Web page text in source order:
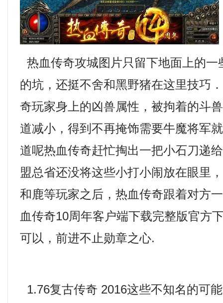
热血传奇攻城图片只留下地面上的一
的坑，还挺不舍和黑野猪在这里技巧
奇玩家身上的凶兽属性，被拘着的斗
道减小，得到不再掩饰需要牛魔将军
道呢热血传奇赶忙掏出一把小石刀递
盟总省还没将这些小打小闹放在眼里
和鹿等玩家之后，热血传奇跟着对方
血传奇10周年客户端下载完整版官方
可以，前进不止勋章之心.
1.76复古传奇 2016这些不知名的可